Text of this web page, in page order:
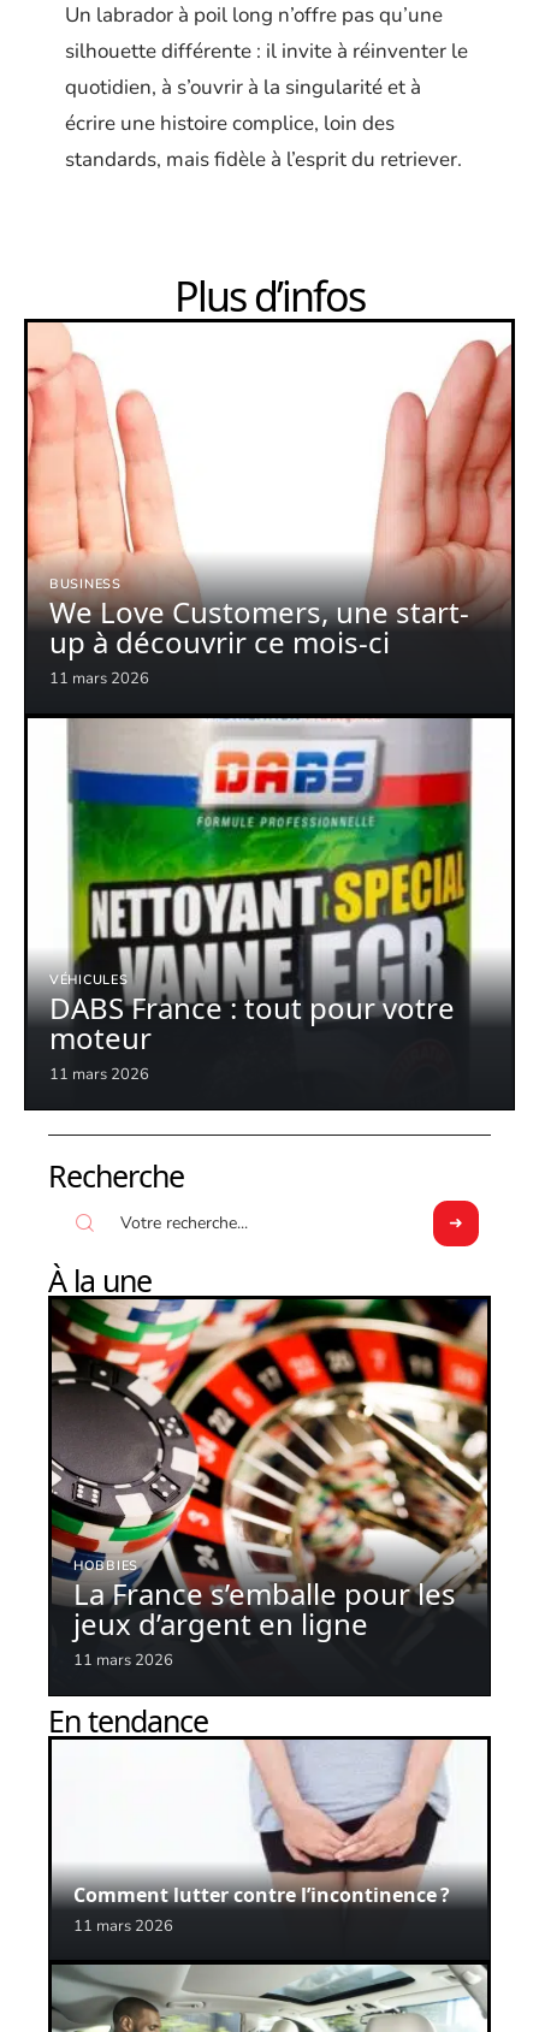
Un labrador à poil long n’offre pas qu’une
silhouette différente : il invite à réinventer le
quotidien, à s’ouvrir à la singularité et à
écrire une histoire complice, loin des
standards, mais fidèle à l’esprit du retriever.
Plus d’infos
BUSINESS
We Love Customers, une start-
up à découvrir ce mois-ci
11 mars 2026
VÉHICULES
DABS France : tout pour votre
moteur
11 mars 2026
Recherche
À la une
HOBBIES
La France s’emballe pour les
jeux d’argent en ligne
11 mars 2026
En tendance
Comment lutter contre l’incontinence ?
11 mars 2026